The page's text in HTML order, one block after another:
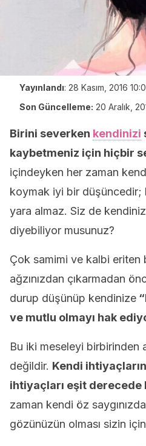
Yayınlandı: 28 Kasım, 2016
Son Güncelleme: 20 Aralık,
Birini severken kendinizi
kaybetmeniz için hiçbir
içindeyken her zaman
koymak iyi bir
yara almaz. Siz de
diyebiliyor musunuz?
Çok samimi ve kalbi eriten
ağzınızdan çıkarmadan
durup düşünüp kendinize
ve mutlu olmayı hak
Bu iki meseleyi birbirinden
değildir. Kendi
ihtiyaçları eşit derecede
zaman kendi öz
gözünüzün olması sizin